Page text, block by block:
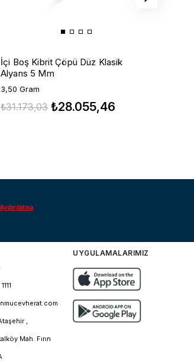
İçi Boş Kibrit Çöpü Düz Klasik
Alyans 5 Mm
3,50 Gram
₺28.055,46
₺31.173,03
,
Mah. Fırın
UYGULAMALARIMIZ